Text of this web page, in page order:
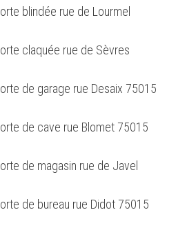
blindée rue de Lourmel
claquée rue de Sèvres
de garage rue Desaix 75015
de cave rue Blomet 75015
de magasin rue de Javel
de bureau rue Didot 75015